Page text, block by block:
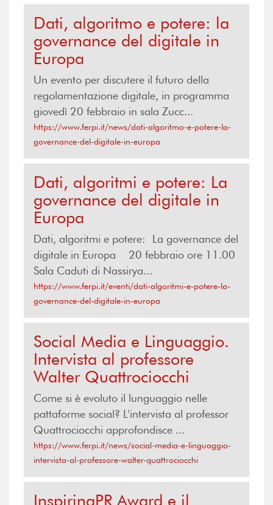
Dati, algoritmo e potere: la
governance del digitale in
Europa
Un evento per discutere il futuro della
regolamentazione digitale, in programma
giovedì 20 febbraio in sala Zucc...
https://www.ferpi.it/news/dati-algoritmo-e-potere-la-
governance-del-digitale-in-europa
Dati, algoritmi e potere: La
governance del digitale in
Europa
Dati, algoritmi e potere: La governance del
digitale in Europa 20 febbraio ore 11.00
Sala Caduti di Nassirya...
https://www.ferpi.it/eventi/dati-algoritmi-e-potere-la-
governance-del-digitale-in-europa
Social Media e Linguaggio.
Intervista al professore
Walter Quattrociocchi
Come si è evoluto il lunguaggio nelle
pattaforme social? L'intervista al professor
Quattrociocchi approfondisce ...
https://www.ferpi.it/news/social-media-e-linguaggio-
intervista-al-professore-walter-quattrociocchi
InspiringPR Award e il